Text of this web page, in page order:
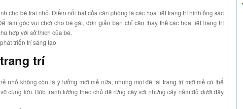
cho bé trai nhỏ. Điểm nổi bật của căn phòng là các họa tiết trang trí hình ống sặc
làm góc vui chơi cho bé gái, đơn giản bạn chỉ cần thay thế các họa tiết trang trí
hợp với sở thích của bé.
trí
nhỏ không còn là ý tưởng mới mẻ nữa, nhưng một đề tài trang trí mới mẻ có thể
cùng lớn. Bức tranh tường theo chủ đề rừng cây với những cây nấm đỏ dưới đây